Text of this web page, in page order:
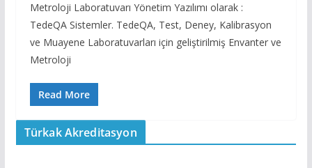
Metroloji Laboratuvarı Yönetim Yazılımı olarak :
TedeQA Sistemler. TedeQA, Test, Deney, Kalibrasyon
ve Muayene Laboratuvarları için geliştirilmiş Envanter ve
Metroloji
Read More
Türkak Akreditasyon